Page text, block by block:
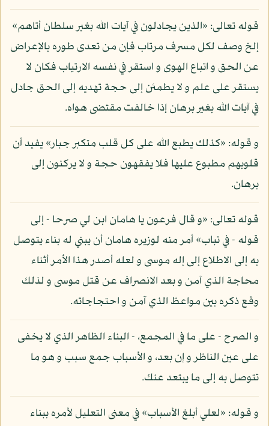
قوله تعالى: «الذين يجادلون في آيات الله بغير سلطان أتاهم»
إلخ وصف لكل مسرف مرتاب فإن من تعدى طوره بالإعراض
عن الحق و اتباع الهوى و استقر في نفسه الارتياب فكان لا
يستقر على علم و لا يطمئن إلى حجة تهديه إلى الحق جادل
في آيات الله بغير برهان إذا خالفت مقتضى هواه.
و قوله: «كذلك يطبع الله على كل قلب متكبر جبار» يفيد أن
قلوبهم مطبوع عليها فلا يفقهون حجة و لا يركنون إلى
برهان.
قوله تعالى: «و قال فرعون يا هامان ابن لي صرحا - إلى
قوله - في تباب» أمر منه لوزيره هامان أن يبني له بناء يتوصل
به إلى الاطلاع إلى إله موسى و لعله أصدر هذا الأمر أثناء
محاجة الذي آمن و بعد الانصراف عن قتل موسى و لذلك
وقع ذكره بين مواعظ الذي آمن و احتجاجاته.
و الصرح - على ما في المجمع، - البناء الظاهر الذي لا يخفى
على عين الناظر و إن بعد، و الأسباب جمع سبب و هو ما
تتوصل به إلى ما يبتعد عنك.
و قوله: «لعلي أبلغ الأسباب» في معنى التعليل لأمره ببناء